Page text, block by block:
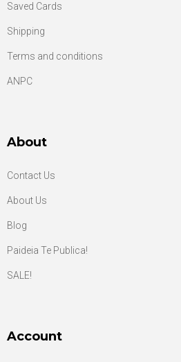
Saved Cards
Shipping
Terms and conditions
ANPC
About
Contact Us
About Us
Blog
Paideia Te Publica!
SALE!
Account